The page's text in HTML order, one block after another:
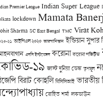
Premier League Indian Super League
lockdown Mamata
Sharma SC East Bengal TMC Virat
২১ আইপিএল ২০২০ আফগানিস্তান ইন্ডিয়ান সুপার
এসসি ইস্টবেঙ্গল করোনা করোনা পজিটিভ
১৯ জাস্ট দুনিয়া ডেস্ক তৃণমূল
বিরাট কোহলি বিসিসিআই ভারতীয়
রোহিত শর্মা লকডাউন